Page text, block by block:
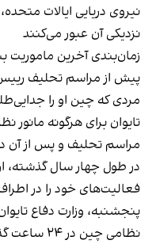
نیروی دریایی ایالات
نزدیکی آن عبور می‌کنند
زمان‌بندی آخرین ماموریت
پیش از مراسم تحلیف
مردی که چین او را
تایوان برای هرگونه مانور
مراسم تحلیف و پس از آن
در طول چهار سال گذشته،
فعالیت‌های خود را در
پنجشنبه، وزارت دفاع
نظامی چین